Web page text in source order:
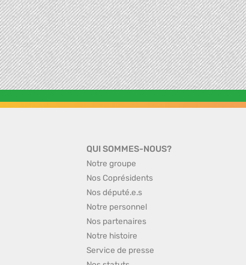
QUI SOMMES-NOUS?
Notre groupe
Nos Coprésidents
Nos député.e.s
Notre personnel
Nos partenaires
Notre histoire
Service de presse